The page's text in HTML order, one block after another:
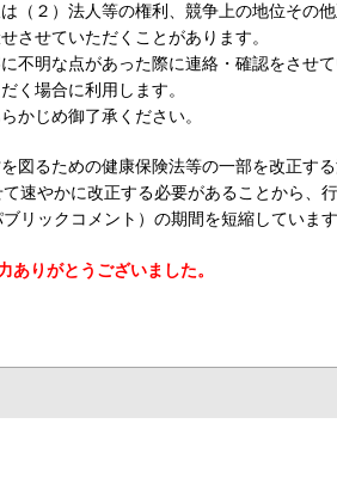
（２）法人等の権利、競争上の地位その他
させていただくことがあります。
不明な点があった際に連絡・確認をさせて
く場合に利用します。
かじめ御了承ください。
図るための健康保険法等の一部を改正する
速やかに改正する必要があることから、
リックコメント）の期間を短縮しています
りがとうございました。